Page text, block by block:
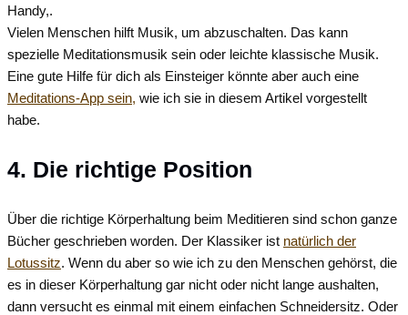
Handy,.
Vielen Menschen hilft Musik, um abzuschalten. Das kann
spezielle Meditationsmusik sein oder leichte klassische Musik.
Eine gute Hilfe für dich als Einsteiger könnte aber auch eine
Meditations-App sein, wie ich sie in diesem Artikel vorgestellt
habe.
4. Die richtige Position
Über die richtige Körperhaltung beim Meditieren sind schon ganze
Bücher geschrieben worden. Der Klassiker ist natürlich der
Lotussitz. Wenn du aber so wie ich zu den Menschen gehörst, die
es in dieser Körperhaltung gar nicht oder nicht lange aushalten,
dann versucht es einmal mit einem einfachen Schneidersitz. Oder